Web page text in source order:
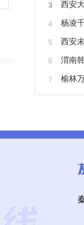
西安
杨凌
西安
渭南
榆林万